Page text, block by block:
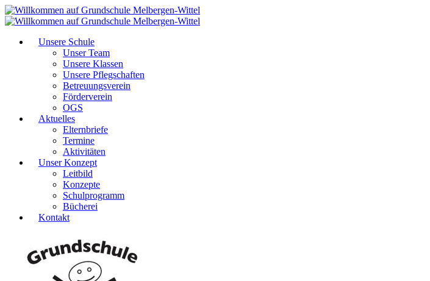
Unsere Schule
Unser Team
Unsere Klassen
Unsere Pflegschaften
Betreuungsverein
Förderverein
OGS
Aktuelles
Elternbriefe
Termine
Aktivitäten
Unser Konzept
Leitbild
Konzepte
Schulprogramm
Bücherei
Kontakt